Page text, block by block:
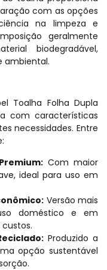
com as opções
na limpeza e
geralmente
biodegradável,
ambiental.
Toalha Folha Dupla
com características
necessidades. Entre
Com maior
ideal para uso em
Versão mais
doméstico e em
Produzido a
opção sustentável